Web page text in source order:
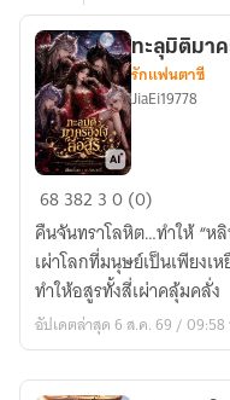
ทะลุ
มิติ
มา
ครอง
ใจ
สี่
ทะลุมิติมา
รักแฟนตาซี
JiaEi19778
68382 30 (0)
คืนจันทราโลหิต…ทำให้ “ห
เผ่าโลกที่มนุษย์เป็นเพียง
ทำให้อสูรทั้งสี่เผ่าคลุ้มคลั่ง
อัปเดตล่าสุด 6 ส.ค. 69 / 09:58